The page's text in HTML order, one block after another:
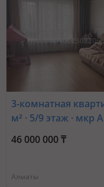
3-комнатная
м² · 5/9 этаж · мкр
46 000 000 ₸
Алматы